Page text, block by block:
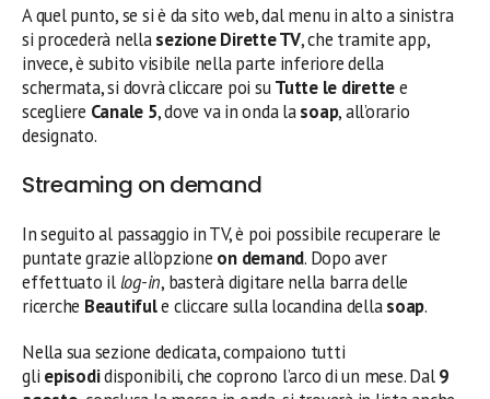
A quel punto, se si è da sito web, dal menu in alto a sinistra
si procederà nellasezione Dirette TV, che tramite app,
invece, è subito visibile nella parte inferiore della
schermata, si dovrà cliccare poi suTutte le direttee
scegliere Canale 5, dove va in onda lasoap, all’orario
designato.
Streaming on demand
In seguito al passaggio in TV, è poi possibile recuperare le
puntate grazie all’opzione on demand. Dopo aver
effettuato illog-in, basterà digitare nella barra delle
ricerche Beautifule cliccare sulla locandina dellasoap.
Nella sua sezione dedicata, compaiono tutti
gli episodidisponibili, che coprono l’arco di un mese. Dal9